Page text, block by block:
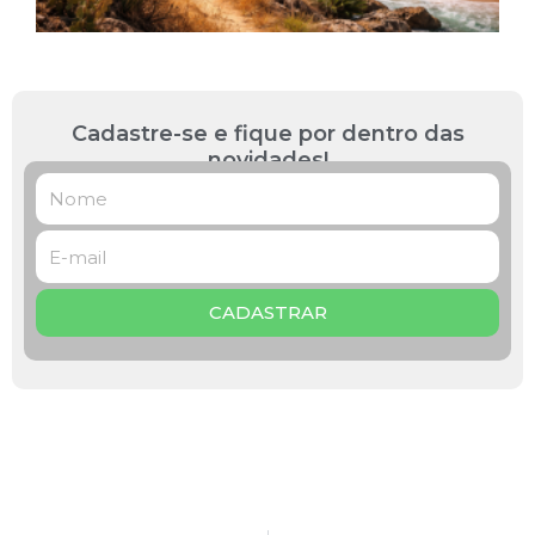
Cadastre-se e fique por dentro das
novidades!
CADASTRAR